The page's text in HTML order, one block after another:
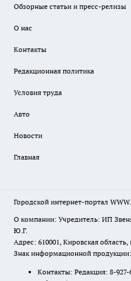
Обзорные статьи и пресс-релизы
О нас
Контакты
Редакционная политика
Условия труда
Авто
Новости
Главная
Городской интернет-портал
О компании: Учредитель: ИП
Ю.Г.
Адрес: 610001, Кировская
Знак информационной
Контакты: Редакция: 8-